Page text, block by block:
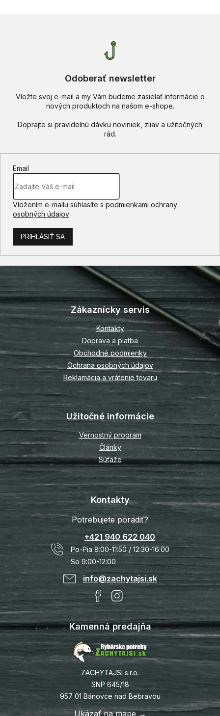
Odoberať newsletter
Vložte svoj e-mail a my Vám budeme zasielať informácie o
nových produktoch na našom e-shope.
Email
Vložením e-mailu súhlasíte s podmienkami ochrany
osobných údajov.
PRIHLÁSIŤ SA
Z
á
p
ä
e
Zákaznícky servis
Kontakty
Doprava a platba
Obchodné podmienky
Ochrana osobných údajov
Reklamácia a vrátenie tovaru
Užitočné informácie
Vernostný program
Články
Súťaže
Kontakty
Potrebujete poradiť?
+421 940 622 040
Po-Pia 8:00-11:50 / 12:30-16:00
So 9:00-12:00
info@zachytajsi.sk
Kamenná predajňa
ZACHYTAJSI s.r.o.
SNP 645/18
957 01 Bánovce nad Bebravou
Ukázať na mape →